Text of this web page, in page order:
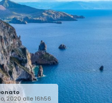
2020 alle 16h56